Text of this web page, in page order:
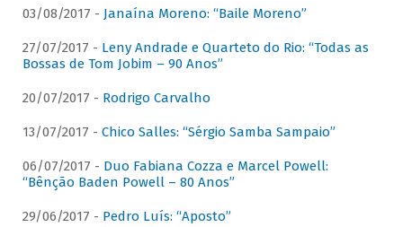
03/08/2017 - Janaína Moreno: “Baile Moreno”
27/07/2017 - Leny Andrade e Quarteto do Rio: “Todas as
Bossas de Tom Jobim – 90 Anos”
20/07/2017 - Rodrigo Carvalho
13/07/2017 - Chico Salles: “Sérgio Samba Sampaio”
06/07/2017 - Duo Fabiana Cozza e Marcel Powell:
“Bênção Baden Powell – 80 Anos”
29/06/2017 - Pedro Luís: “Aposto”